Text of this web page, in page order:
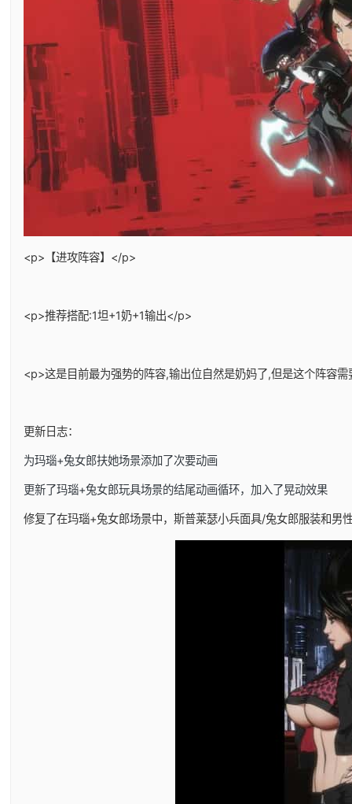
<p>【进攻阵容】</p>
<p>推荐搭配:1坦+1奶+1输出</p>
<p>这是目前最为强势的阵容,输出位自然是奶妈了,但是这个阵容
更新日志：
为玛瑙+兔女郎扶她场景添加了次要动画
更新了玛瑙+兔女郎玩具场景的结尾动画循环，加入了晃动效果
修复了在玛瑙+兔女郎场景中，斯普莱瑟小兵面具/兔女郎服装和男